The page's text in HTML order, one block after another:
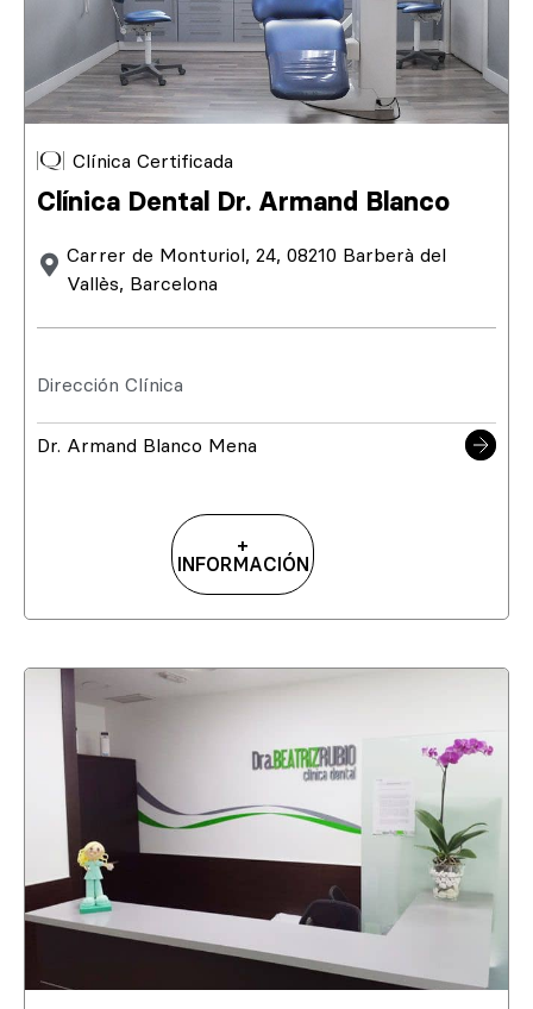
Clínica Certificada
Clínica Dental Dr. Armand Blanco
Carrer de Monturiol, 24, 08210 Barberà del
Vallès, Barcelona
Dirección Clínica
Dr. Armand Blanco Mena
+
INFORMACIÓN